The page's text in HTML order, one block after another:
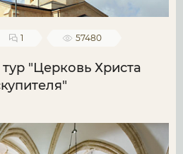
1 57480
"Церковь Христа